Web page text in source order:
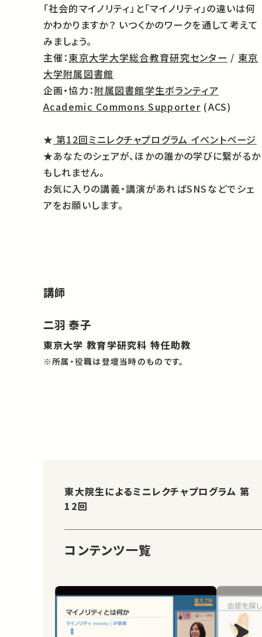
「社会的マイノリティ」と「マイノリティ」の違いは何
かわかりますか？ いつくかのワークを通して考えて
みましょう。
主催：東京大学大学総合教育研究センター / 東京
大学附属図書館
企画・協力：附属図書館学生ボランティア
Academic Commons Supporter(ACS)
★ 第12回ミニレクチャプログラム イベントページ
★あなたのシェアが、ほかの誰かの学びに繋がるか
もしれません。
お気に入りの講義・講演があればSNSなどでシェ
アをお願いします。
講師
二羽 泰子
東京大学 教育学研究科 特任助教
※所属・役職は登壇当時のものです。
東大院生によるミニレクチャプログラム 第
12回
コンテンツ一覧